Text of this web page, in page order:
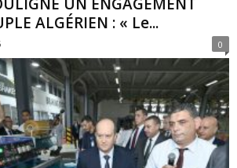
ALGÉRIEN : « Le...
0